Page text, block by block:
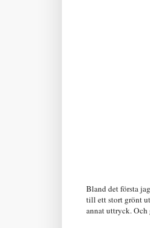
Bland det första
till ett stort grönt
annat uttryck. Och